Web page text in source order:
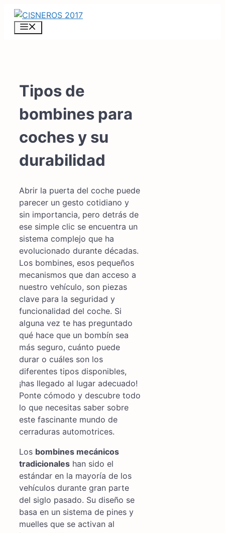
Saltar
contenido
Tipos de
bombines para
coches y su
durabilidad
Abrir la puerta del coche puede
parecer un gesto cotidiano y
sin importancia, pero detrás de
ese simple clic se encuentra un
sistema complejo que ha
evolucionado durante décadas.
Los bombines, esos pequeños
mecanismos que dan acceso a
nuestro vehículo, son piezas
clave para la seguridad y
funcionalidad del coche. Si
alguna vez te has preguntado
qué hace que un bombín sea
más seguro, cuánto puede
durar o cuáles son los
diferentes tipos disponibles,
¡has llegado al lugar adecuado!
Ponte cómodo y descubre todo
lo que necesitas saber sobre
este fascinante mundo de
cerraduras automotrices.
Los bombines mecánicos
tradicionales han sido el
estándar en la mayoría de los
vehículos durante gran parte
del siglo pasado. Su diseño se
basa en un sistema de pines y
muelles que se activan al